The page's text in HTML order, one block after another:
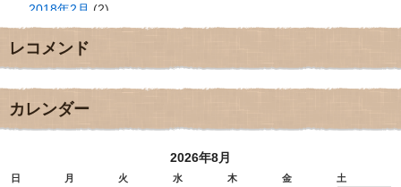
2018年2月 (2)
2018年1月(2)
2017年12月
2017年11月(3)
2017年9月
2017年8月
2017年5月
レコメンド
カレンダー
2026年8月
日 月 火 水 木 金 土